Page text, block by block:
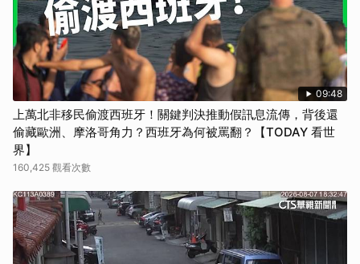
09:48
上萬北非移民偷渡西班牙！關鍵判決推動假訊息流傳，背後還
偷藏歐洲、摩洛哥角力？西班牙為何被罵翻？【TODAY 看世
界】
160,425 觀看次數